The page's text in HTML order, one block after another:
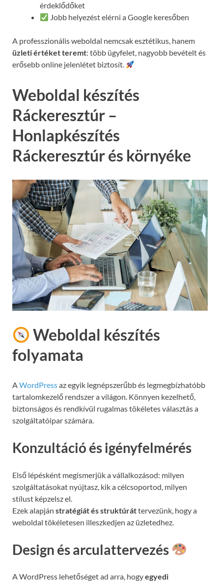
érdeklődőket
Jobb helyezést elérni a Google keresőben
A professzionális weboldal nemcsak esztétikus, hanem
üzleti értéket teremt: több ügyfelet, nagyobb bevételt és
erősebb online jelenlétet biztosít.
Weboldal készítés
Ráckeresztúr –
Honlapkészítés
Ráckeresztúr és környéke
Weboldal készítés
folyamata
AWordPressaz egyik legnépszerűbb és legmegbízhatóbb
tartalomkezelő rendszer a világon. Könnyen kezelhető,
biztonságos és rendkívül rugalmas tökéletes választás a
szolgáltatóipar számára.
Konzultáció és igényfelmérés
Első lépésként megismerjük a vállalkozásod: milyen
szolgáltatásokat nyújtasz, kik a célcsoportod, milyen
stílust képzelsz el.
Ezek alapján stratégiát és struktúráttervezünk, hogy a
weboldal tökéletesen illeszkedjen az üzletedhez.
Design és arculattervezés
A WordPress lehetőséget ad arra, hogyegyedi